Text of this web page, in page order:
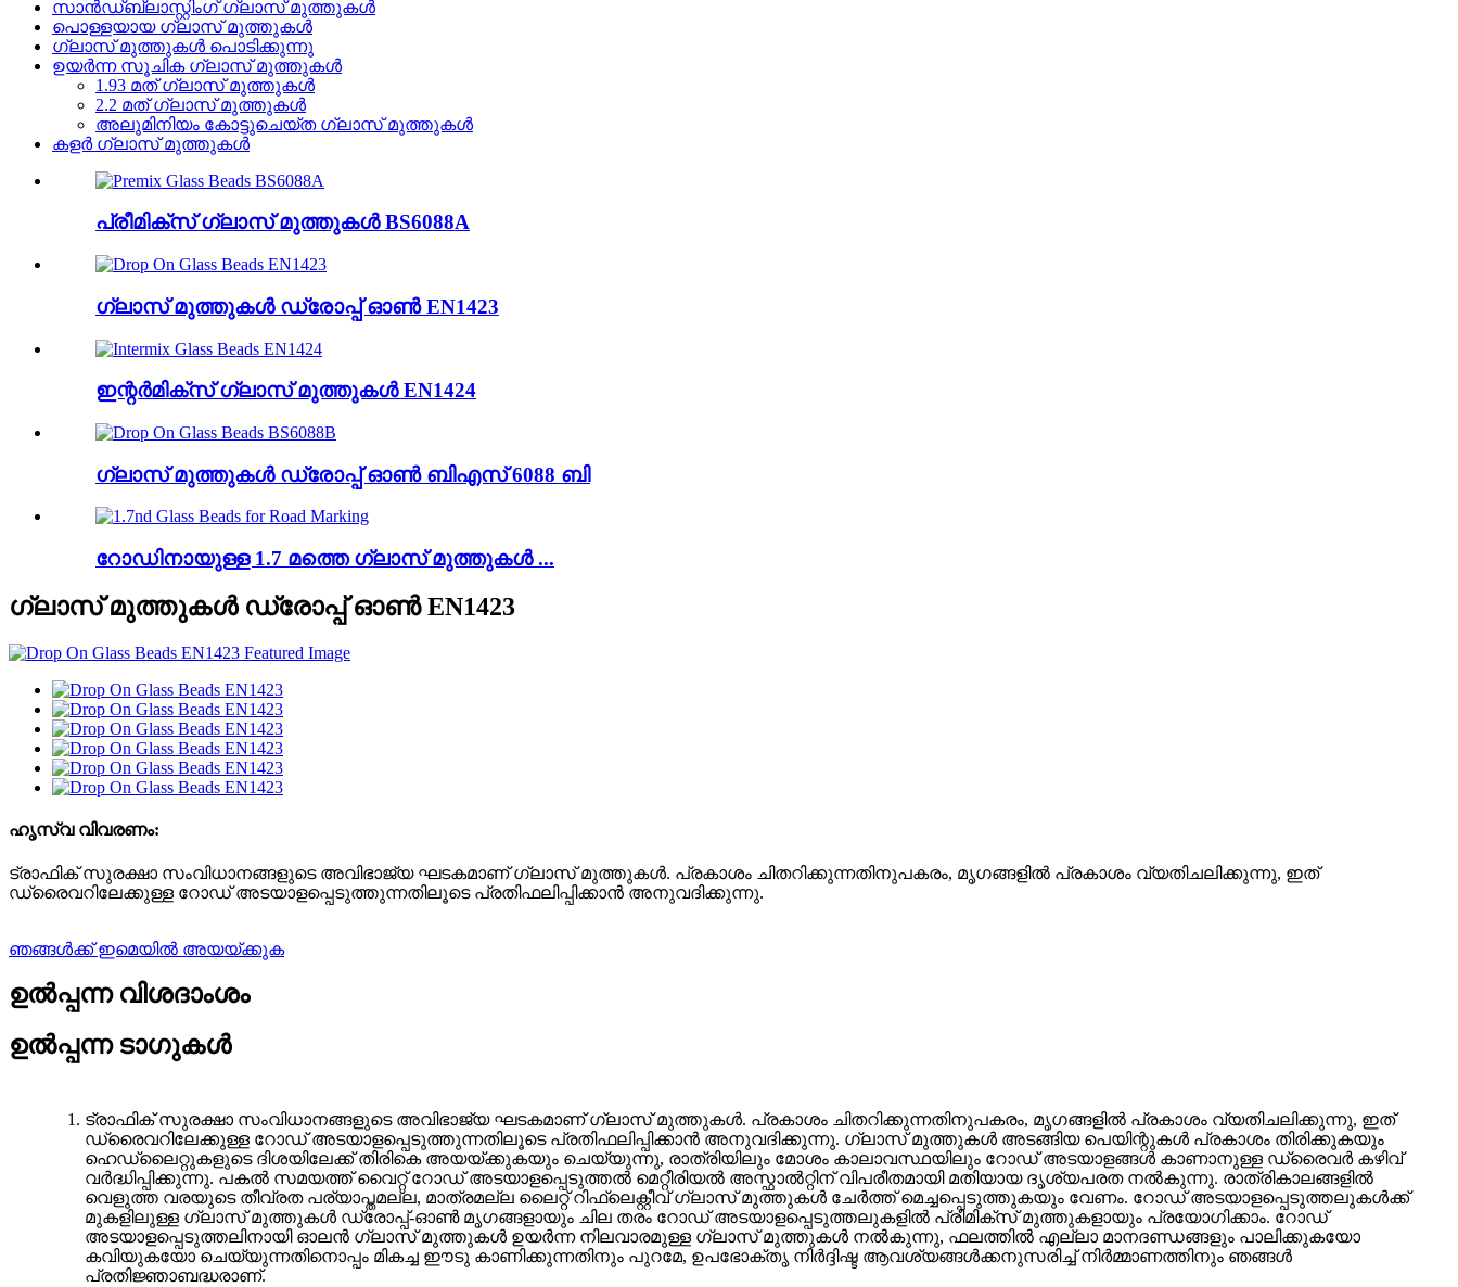
സാൻഡ്ബ്ലാസ്റ്റിംഗ് ഗ്ലാസ് മുത്തുകൾ
പൊള്ളയായ ഗ്ലാസ് മുത്തുകൾ
ഗ്ലാസ് മുത്തുകൾ പൊടിക്കുന്നു
ഉയർന്ന സൂചിക ഗ്ലാസ് മുത്തുകൾ
1.93 മത് ഗ്ലാസ് മുത്തുകൾ
2.2 മത് ഗ്ലാസ് മുത്തുകൾ
അലുമിനിയം കോട്ടുചെയ്ത ഗ്ലാസ് മുത്തുകൾ
കളർ ഗ്ലാസ് മുത്തുകൾ
പ്രീമിക്സ് ഗ്ലാസ് മുത്തുകൾ BS6088A
ഗ്ലാസ് മുത്തുകൾ ഡ്രോപ്പ് ഓൺ EN1423
ഇന്റർമിക്സ് ഗ്ലാസ് മുത്തുകൾ EN1424
ഗ്ലാസ് മുത്തുകൾ ഡ്രോപ്പ് ഓൺ ബിഎസ് 6088 ബി
റോഡിനായുള്ള 1.7 മത്തെ ഗ്ലാസ് മുത്തുകൾ ...
ഗ്ലാസ് മുത്തുകൾ ഡ്രോപ്പ് ഓൺ EN1423
ഹൃസ്വ വിവരണം:
ട്രാഫിക് സുരക്ഷാ സംവിധാനങ്ങളുടെ അവിഭാജ്യ ഘടകമാണ് ഗ്ലാസ് മുത്തുകൾ. പ്രകാശം ചിതറിക്കുന്നതിനുപകരം, മൃഗങ്ങളിൽ പ്രകാശം വ്യതിചലിക്കുന്നു, ഇത്
ഡ്രൈവറിലേക്കുള്ള റോഡ് അടയാളപ്പെടുത്തുന്നതിലൂടെ പ്രതിഫലിപ്പിക്കാൻ അനുവദിക്കുന്നു.
ഞങ്ങൾക്ക് ഇമെയിൽ അയയ്‌ക്കുക
ഉൽപ്പന്ന വിശദാംശം
ഉൽപ്പന്ന ടാഗുകൾ
ട്രാഫിക് സുരക്ഷാ സംവിധാനങ്ങളുടെ അവിഭാജ്യ ഘടകമാണ് ഗ്ലാസ് മുത്തുകൾ. പ്രകാശം ചിതറിക്കുന്നതിനുപകരം, മൃഗങ്ങളിൽ പ്രകാശം വ്യതിചലിക്കുന്നു, ഇത്
ഡ്രൈവറിലേക്കുള്ള റോഡ് അടയാളപ്പെടുത്തുന്നതിലൂടെ പ്രതിഫലിപ്പിക്കാൻ അനുവദിക്കുന്നു. ഗ്ലാസ് മുത്തുകൾ അടങ്ങിയ പെയിന്റുകൾ പ്രകാശം തിരിക്കുകയും
ഹെഡ്ലൈറ്റുകളുടെ ദിശയിലേക്ക് തിരികെ അയയ്ക്കുകയും ചെയ്യുന്നു, രാത്രിയിലും മോശം കാലാവസ്ഥയിലും റോഡ് അടയാളങ്ങൾ കാണാനുള്ള ഡ്രൈവർ കഴിവ്
വർദ്ധിപ്പിക്കുന്നു. പകൽ സമയത്ത് വൈറ്റ് റോഡ് അടയാളപ്പെടുത്തൽ മെറ്റീരിയൽ അസ്ഫാൽറ്റിന് വിപരീതമായി മതിയായ ദൃശ്യപരത നൽകുന്നു. രാത്രികാലങ്ങളിൽ
വെളുത്ത വരയുടെ തീവ്രത പര്യാപ്തമല്ല, മാത്രമല്ല ലൈറ്റ് റിഫ്ലെക്റ്റീവ് ഗ്ലാസ് മുത്തുകൾ ചേർത്ത് മെച്ചപ്പെടുത്തുകയും വേണം. റോഡ് അടയാളപ്പെടുത്തലുകൾക്ക്
മുകളിലുള്ള ഗ്ലാസ് മുത്തുകൾ ഡ്രോപ്പ്-ഓൺ മൃഗങ്ങളായും ചില തരം റോഡ് അടയാളപ്പെടുത്തലുകളിൽ പ്രീമിക്സ് മുത്തുകളായും പ്രയോഗിക്കാം. റോഡ്
അടയാളപ്പെടുത്തലിനായി ഓലൻ ഗ്ലാസ് മുത്തുകൾ ഉയർന്ന നിലവാരമുള്ള ഗ്ലാസ് മുത്തുകൾ നൽകുന്നു, ഫലത്തിൽ എല്ലാ മാനദണ്ഡങ്ങളും പാലിക്കുകയോ
കവിയുകയോ ചെയ്യുന്നതിനൊപ്പം മികച്ച ഈടു കാണിക്കുന്നതിനും പുറമേ, ഉപഭോക്തൃ നിർദ്ദിഷ്ട ആവശ്യങ്ങൾക്കനുസരിച്ച് നിർമ്മാണത്തിനും ഞങ്ങൾ
പ്രതിജ്ഞാബദ്ധരാണ്.